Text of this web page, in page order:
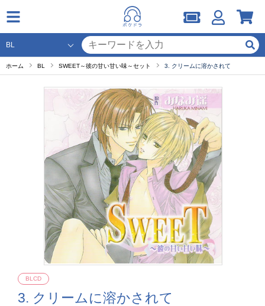
ホーム BL SWEET～彼の甘い甘い味～セット 3. クリームに溶かされて
3. クリームに溶かされて
BLCD